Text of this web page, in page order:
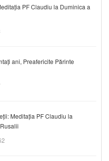
PF Claudiu la Duminica a
ani, Preafericite Părinte
Meditația PF Claudiu la